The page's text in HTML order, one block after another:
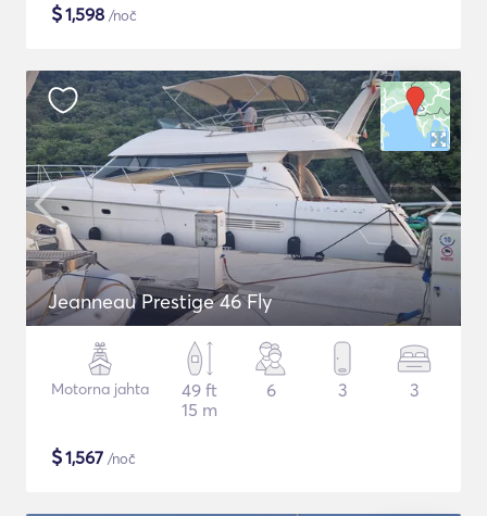
$1,598 /noč
Jeanneau Prestige 46 Fly
Motorna jahta
49 ft
15 m
6 3 3
$1,567 /noč